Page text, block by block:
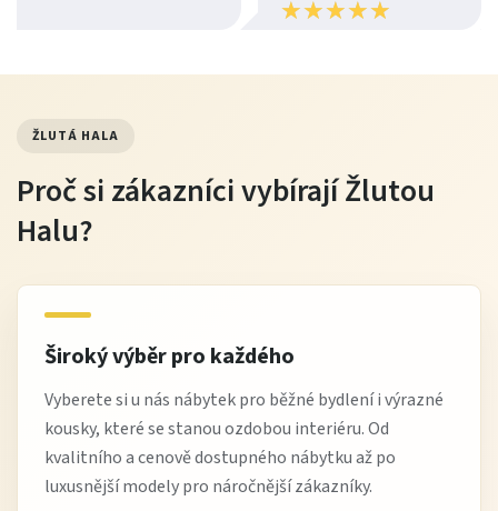
★★★★★
★★★★★
ŽLUTÁ HALA
Proč si zákazníci vybírají Žlutou
Halu?
Široký výběr pro každého
Vyberete si u nás nábytek pro běžné bydlení i výrazné
kousky, které se stanou ozdobou interiéru. Od
kvalitního a cenově dostupného nábytku až po
luxusnější modely pro náročnější zákazníky.